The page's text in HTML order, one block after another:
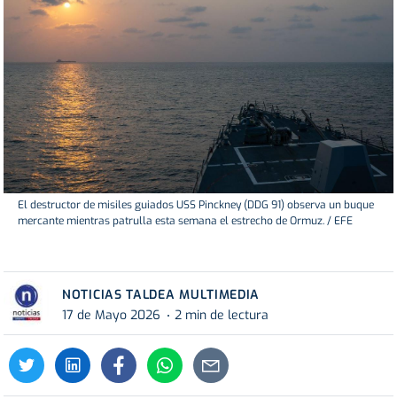
El destructor de misiles guiados USS Pinckney (DDG 91) observa un buque
mercante mientras patrulla esta semana el estrecho de Ormuz. / EFE
NOTICIAS TALDEA MULTIMEDIA
17 de Mayo 2026
2 min de lectura